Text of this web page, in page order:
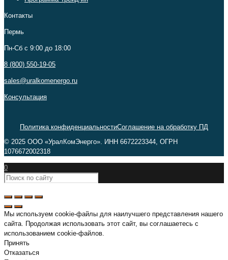
Контакты
Пермь
Пн-Сб c 9:00 до 18:00
8 (800) 550-19-05
sales@uralkomenergo.ru
Консультация
Политика конфиденциальностиСоглашение на обработку ПД
© 2025 ООО «УралКомЭнерго». ИНН 6672223344, ОГРН
1076672002318
0
Мы используем cookie-файлы для наилучшего представления нашего
сайта. Продолжая использовать этот сайт, вы соглашаетесь с
использованием cookie-файлов.
Принять
Отказаться